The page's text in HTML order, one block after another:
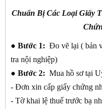
Chuẩn Bị Các Loại Giấy
● Bước 1: Đo vẽ lại ( bản
tra nội nghiệp)
● Bước 2: Mua hồ sơ tại
- Đơn xin cấp giấy chứng
- Tờ khai lệ thuế trước bạ